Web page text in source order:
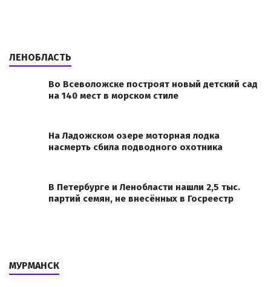
ЛЕНОБЛАСТЬ
Во Всеволожске построят новый детский сад
на 140 мест в морском стиле
На Ладожском озере моторная лодка
насмерть сбила подводного охотника
В Петербурге и Ленобласти нашли 2,5 тыс.
партий семян, не внесённых в Госреестр
МУРМАНСК